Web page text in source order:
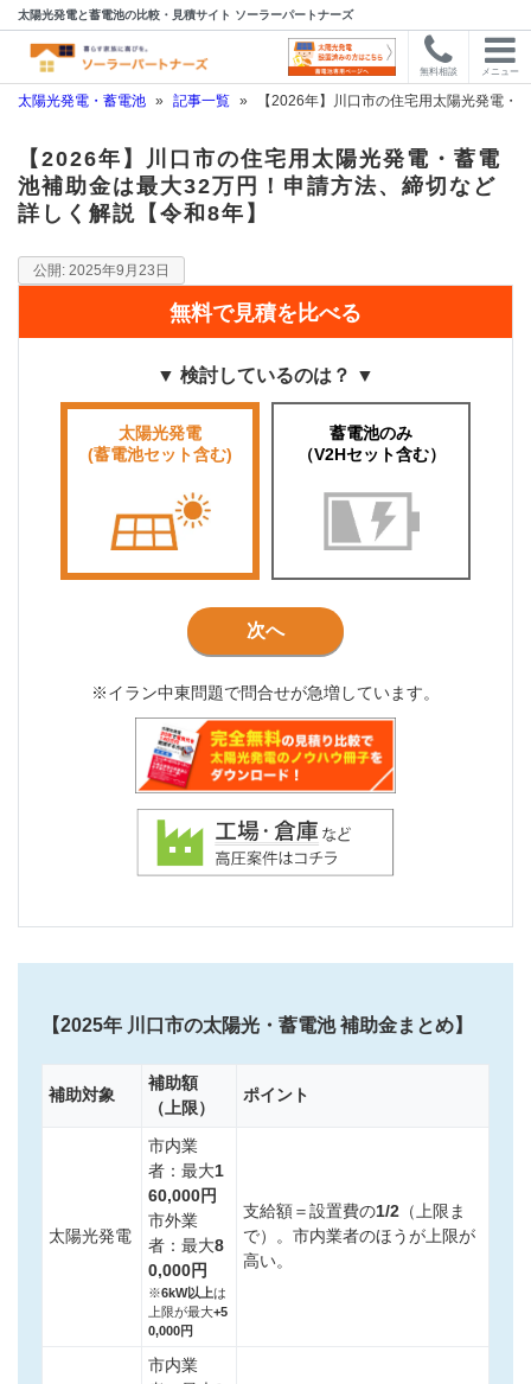
太陽光発電と蓄電池の比較・見積サイト ソーラーパートナーズ
無料相談 メニュー
太陽光発電・蓄電池 » 記事一覧 » 【2026年】川口市の住宅用太陽光発電
【2026年】川口市の住宅用太陽光発電・蓄電
池補助金は最大32万円！申請方法、締切など
詳しく解説【令和8年】
2025年9月23日
無料で見積を比べる
▼ 検討しているのは？ ▼
太陽光発電
(蓄電池セット含む)
蓄電池のみ
（V2Hセット含む）
次へ
※イラン中東問題で問合せが急増しています。
【2025年 川口市の太陽光・蓄電池 補助金まとめ】
補助対象
補助額
（上限）
ポイント
太陽光発電
市内業
者：最大1
60,000円
市外業
者：最大8
0,000円
※6kW以上は
上限が最大+5
0,000円
支給額＝設置費の1/2 （上限ま
で）。市内業者のほうが上限が
高い。
市内業